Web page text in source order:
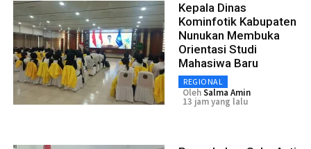
Kepala Dinas
Kominfotik Kabupaten
Nunukan Membuka
Orientasi Studi
Mahasiwa Baru
REGIONAL
OlehSalma Amin
13 jam yang lalu